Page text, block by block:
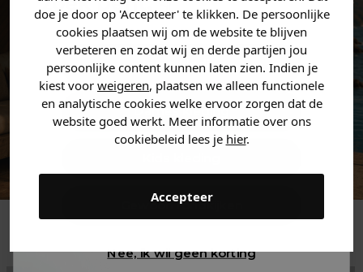
doe je door op 'Accepteer' te klikken. De persoonlijke
cookies plaatsen wij om de website te blijven
verbeteren en zodat wij en derde partijen jou
persoonlijke content kunnen laten zien. Indien je
kiest voor weigeren, plaatsen we alleen functionele
en analytische cookies welke ervoor zorgen dat de
website goed werkt. Meer informatie over ons
cookiebeleid lees je hier.
Accepteer
Heren kleding
Dames kleding
Gewoon rondkijken
Nee, ik wil geen korting